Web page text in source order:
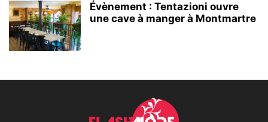
Évènement : Tentazioni ouvre
une cave à manger à Montmartre